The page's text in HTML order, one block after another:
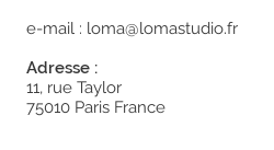
e-mail : loma@lomastudio.fr
Adresse :
11, rue Taylor
75010 Paris France